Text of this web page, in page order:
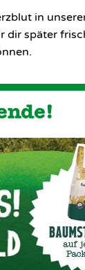
in
dir später